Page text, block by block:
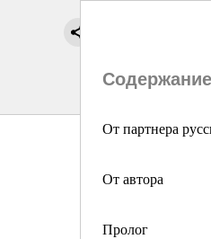
Содержание
От партнера
От автора
Пролог